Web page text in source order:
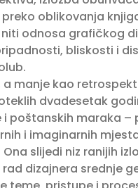
oblikovanja
odnosa grafičkog
bliskosti i
manje kao
dvadesetak
poštanskih maraka
i imaginarnih
slijedi niz ranijih
dizajnera srednje